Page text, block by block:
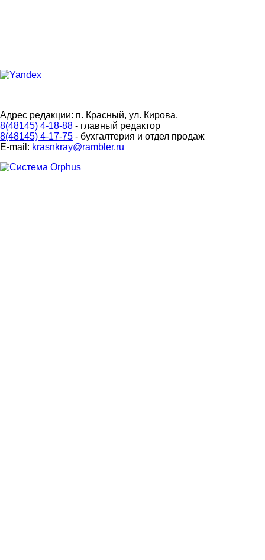
Адрес редакции: п. Красный, ул. Кирова,
8(48145) 4-18-88 - главный редактор
8(48145) 4-17-75 - бухгалтерия и отдел продаж
E-mail: krasnkray@rambler.ru